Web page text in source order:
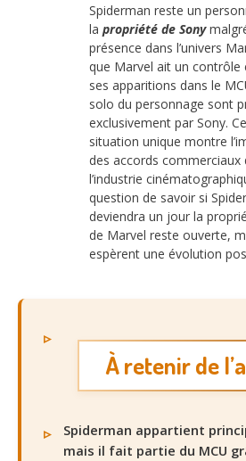
Spiderman reste un
la propriété de Sony
présence dans l’univers
que Marvel ait un contrôle
ses apparitions dans le
solo du personnage sont
exclusivement par Sony.
situation unique montre
des accords commerciaux
l’industrie
question de savoir si
deviendra un jour la
de Marvel reste ouverte,
espèrent une évolution
À retenir de
Spiderman appartient
mais il fait partie du MCU